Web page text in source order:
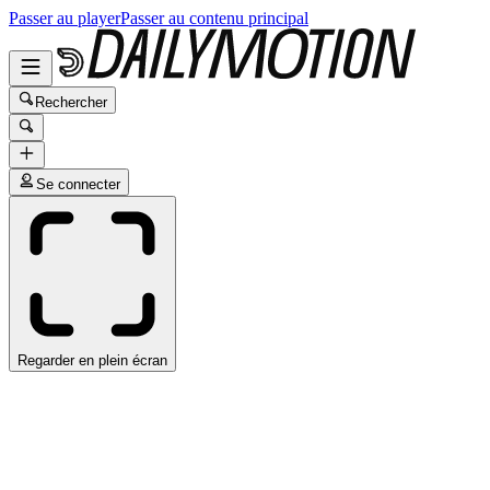
Passer au playerPasser au contenu principal
Rechercher
Se connecter
Regarder en plein écran